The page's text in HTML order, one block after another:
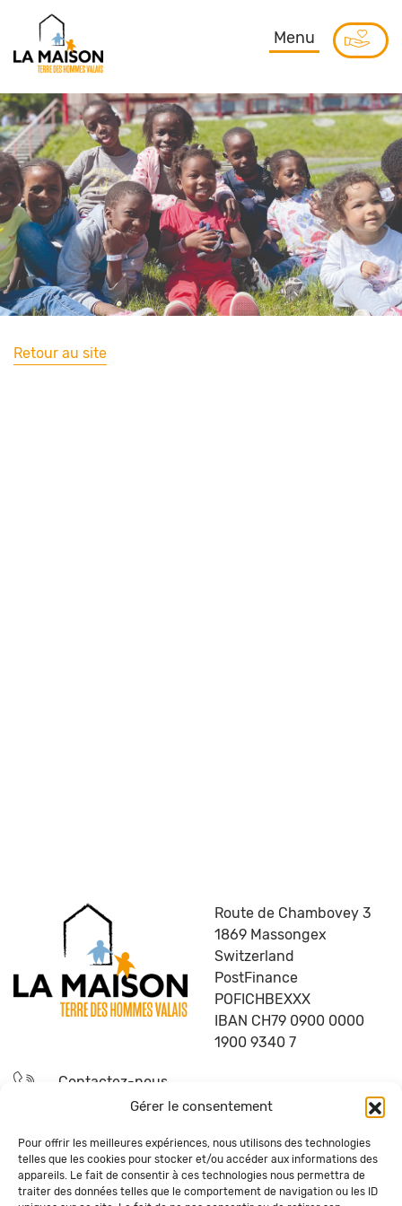
Gérer le consentement
Pour offrir les meilleures expériences, nous utilisons des technologies
telles que les cookies pour stocker et/ou accéder aux informations des
appareils. Le fait de consentir à ces technologies nous permettra de
traiter des données telles que le comportement de navigation ou les ID
Menu
Retour au site
Route de Chambovey 3
1869 Massongex
Switzerland
PostFinance
POFICHBEXXX
IBAN CH79 0900 0000
1900 9340 7
Contactez-nous
Questions fréquentes